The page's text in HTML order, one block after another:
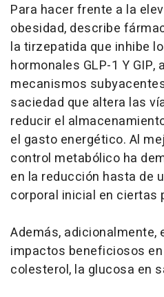
Para hacer frente a la
obesidad, describe
la tirzepatida que inhibe
hormonales GLP-1 Y GIP,
mecanismos
saciedad que altera las
reducir el
el gasto energético. Al
control metabólico ha
en la reducción hasta de
corporal inicial en ciertas
Además,
impactos beneficiosos
colesterol, la glucosa en